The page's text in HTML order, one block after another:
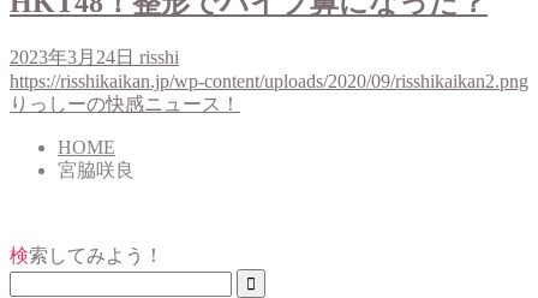
2023年3月24日 risshi
https://risshikaikan.jp/wp-content/uploads/2020/09/risshikaikan2.png
りっしーの快感ニュース！
HOME
宮脇咲良
検索してみよう！